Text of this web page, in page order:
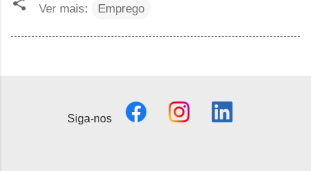
Ver mais: Emprego
Siga-nos